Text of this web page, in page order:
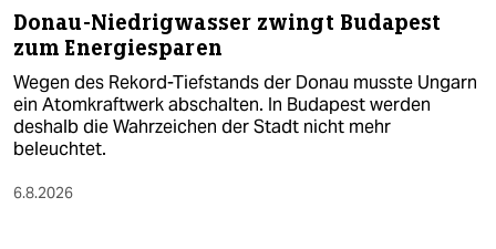
Donau-Niedrigwasser zwingt Budapest
zum Energiesparen
Wegen des Rekord-Tiefstands der Donau musste Ungarn
ein Atomkraftwerk abschalten. In Budapest werden
deshalb die Wahrzeichen der Stadt nicht mehr
beleuchtet.
6.8.2026